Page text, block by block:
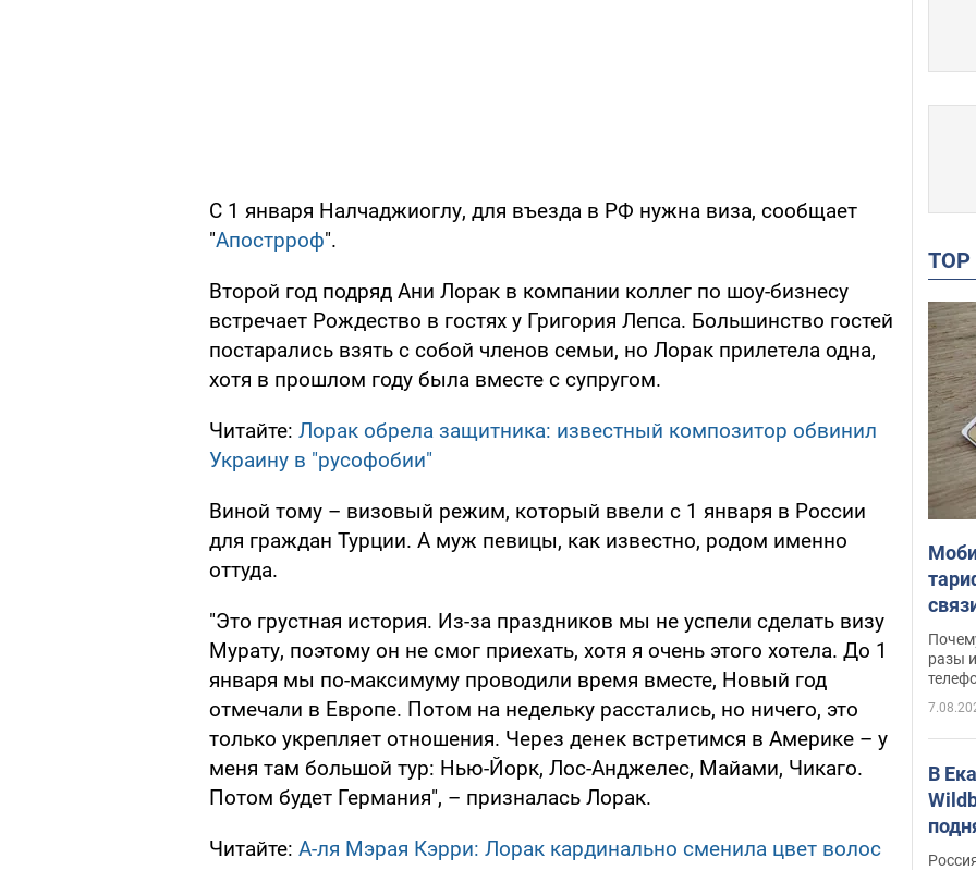
С 1 января Налчаджиоглу, для въезда в РФ нужна виза, сообщает
"Апострроф".
Второй год подряд Ани Лорак в компании коллег по шоу-бизнесу
встречает Рождество в гостях у Григория Лепса. Большинство гостей
постарались взять с собой членов семьи, но Лорак прилетела одна,
хотя в прошлом году была вместе с супругом.
Читайте: Лорак обрела защитника: известный композитор обвинил
Украину в "русофобии"
Виной тому – визовый режим, который ввели с 1 января в России
для граждан Турции. А муж певицы, как известно, родом именно
оттуда.
"Это грустная история. Из-за праздников мы не успели сделать визу
Мурату, поэтому он не смог приехать, хотя я очень этого хотела. До 1
января мы по-максимуму проводили время вместе, Новый год
отмечали в Европе. Потом на недельку расстались, но ничего, это
только укрепляет отношения. Через денек встретимся в Америке – у
меня там большой тур: Нью-Йорк, Лос-Анджелес, Майами, Чикаго.
Потом будет Германия", – призналась Лорак.
Читайте: А-ля Мэрая Кэрри: Лорак кардинально сменила цвет волос
разы
В